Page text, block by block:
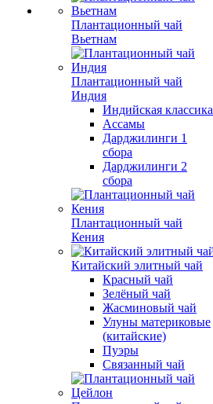
Плантационный чай
Вьетнам
Плантационный чай
Индия
Индийская классика
Ассамы
Дарджилинги 1
сбора
Дарджилинги 2
сбора
Плантационный чай
Кения
Китайский элитный чай
Красный чай
Зелёный чай
Жасминовый чай
Улуны материковые
(китайские)
Пуэры
Связанный чай